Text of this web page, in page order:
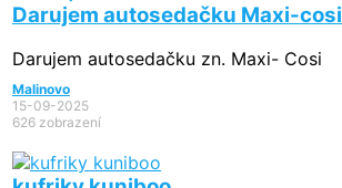
Darujem autosedačku Maxi-cosi
Darujem autosedačku zn. Maxi- Cosi
Malinovo
15-09-2025
626 zobrazení